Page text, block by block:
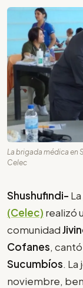
La brigada médica en
Celec
Shushufindi- La
(Celec) realizó
comunidad
Cofanes,
Sucumbíos.
noviembre,